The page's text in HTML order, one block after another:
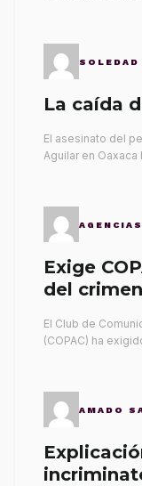
La caída
El asesinato del
Aguilar en
AGENCIAS
Exige
del
El Club de
(COPAC) ha
AMADO